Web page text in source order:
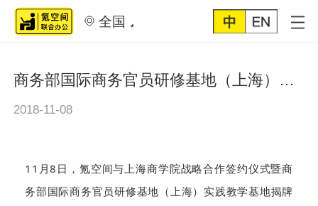
全国
商务部国际商务官员研修基地（上海）实践教学基地挂牌氪空间
2018-11-08
11月8日，氪空间与上海商学院战略合作签约仪式暨商
务部国际商务官员研修基地（上海）实践教学基地揭牌